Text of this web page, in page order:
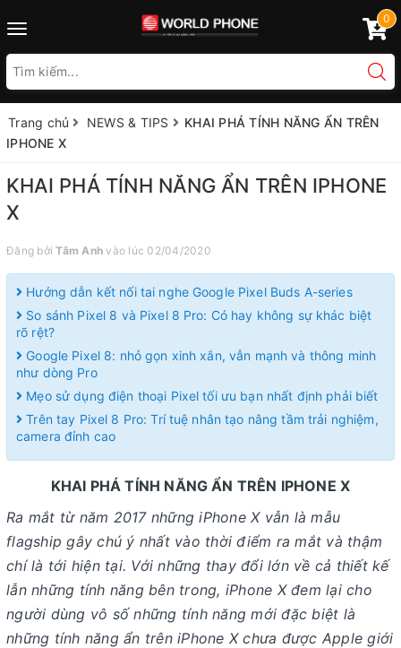
Toggle
0
Trang chủ NEWS & TIPS
KHAI PHÁ TÍNH NĂNG ẨN TRÊN
IPHONE X
KHAI PHÁ TÍNH NĂNG ẨN TRÊN IPHONE
X
Đăng bởiTâm Anh vào lúc 02/04/2020
Hướng dẫn kết nối tai nghe Google Pixel Buds A-series
So sánh Pixel 8 và Pixel 8 Pro: Có hay không sự khác biệt
rõ rệt?
Google Pixel 8: nhỏ gọn xinh xắn, vẫn mạnh và thông minh
như dòng Pro
Mẹo sử dụng điện thoại Pixel tối ưu bạn nhất định phải biết
Trên tay Pixel 8 Pro: Trí tuệ nhân tạo nâng tầm trải nghiệm,
camera đỉnh cao
KHAI PHÁ TÍNH NĂNG ẨN TRÊN IPHONE X
Ra mắt từ năm 2017 những iPhone X vẫn là mẫu
flagship gây chú ý nhất vào thời điểm ra mắt và thậm
chí là tới hiện tại. Với những thay đổi lớn về cả thiết kế
lẫn những tính năng bên trong, iPhone X đem lại cho
người dùng vô số những tính năng mới đặc biệt là
những tính năng ẩn trên iPhone X chưa được Apple giới